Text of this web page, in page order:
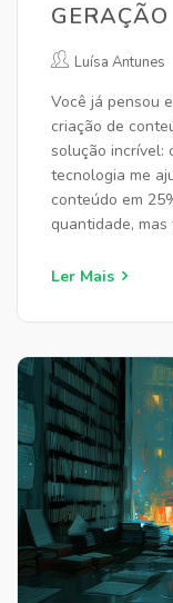
CHATGPT
Luísa Antunes
Você já pensou
criação de
solução incrível:
tecnologia me
conteúdo em
quantidade,
Vamos
Ler Mais